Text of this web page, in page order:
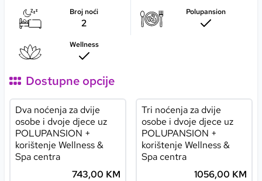
Broj noći
2
Polupansion
Wellness
Dostupne opcije
Dva noćenja za dvije
osobe i dvoje djece uz
POLUPANSION +
korištenje Wellness &
Spa centra
743,00 KM
Tri noćenja za dvije
osobe i dvoje djece uz
POLUPANSION +
korištenje Wellness &
Spa centra
1056,00 KM